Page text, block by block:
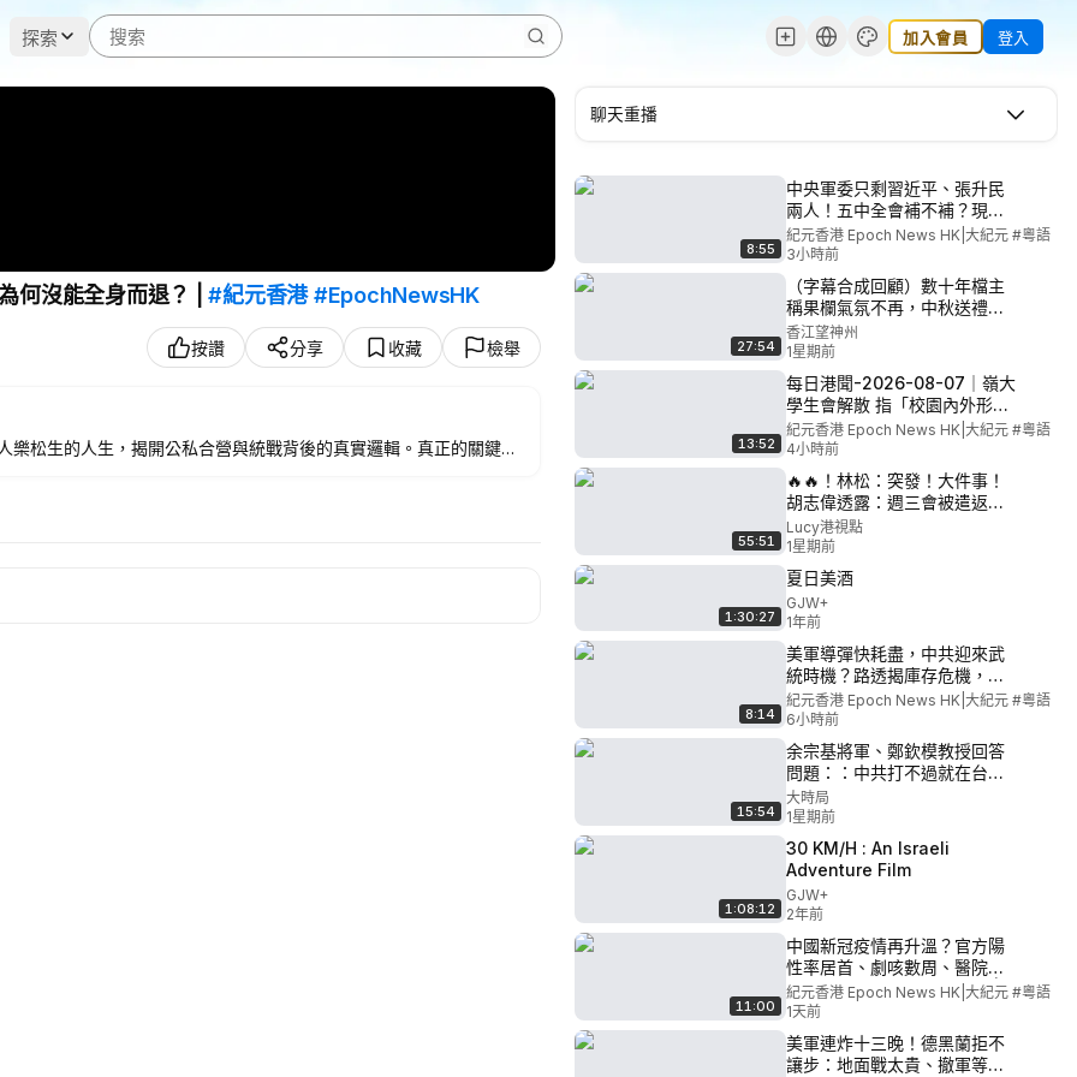
探索 加入會員 登入
何沒能全身而退？ |#紀元香港 #EpochNewsHK
按讚 分享 收藏 檢舉
松生的人生，揭開公私合營與統戰背後的真實邏輯。真正的關鍵，
聊天重播
8:55
中央軍委只剩習近平、張升民
兩人！五中全會補不補？現役
上將僅剩6人，陷「無將可用」
困境，補缺恐一路拖到2027！l
#新視角聽新聞 #紀元香港
紀元香港 Epoch News HK|大紀元 #粵語
3小時前
27:54
（字幕合成回顧）數十年檔主
稱果欄氣氛不再，中秋送禮只
及過往一成，「香港只係安定
並非繁榮」，不滿署方發告票
趕盡殺絕「我地執笠無人交
稅」。 （2025.11.8首播）
香江望神州
1星期前
13:52
每日港聞-2026-08-07｜嶺大
學生會解散 指「校園內外形勢
變化」作艱難決定｜英國內政
部：不會自動拒絕具「政治動
機」定罪BNO簽證申請人｜
Danny父母申人身保護令接回
幼子｜宏福苑大火調查最終報
告：未熄滅「煙頭」極可能是
慘劇元兇｜ #紀時 #Ti
紀元香港 Epoch News HK|大紀元 #粵語
4小時前
55:51
🔥🔥！林松：突發！大件事！
胡志偉透露：週三會被遣返香
港！機票被暗中動過手腳！改
咗機票？不知是誰？老共同英
國有冇交易？ 美伊局勢！知情
人消息！美國正在預備「軍事
史上最複雜行動」瘋狂計畫
Lucy港視點
1星期前
1:30:27
夏日美酒
GJW+
1年前
8:14
美軍導彈快耗盡，中共迎來武
統時機？路透揭庫存危機，軍
工模式大轉型，低成本量產能
否補上導彈缺口？l#紀元香港
粵語
紀元香港 Epoch News HK|大紀元 #粵語
6小時前
15:54
余宗基將軍、鄭欽模教授回答
問題：：中共打不過就在台灣
搞統戰，從內部撕裂、顛覆台
灣，怎麼辦？【直播話題選
粹】｜早安中國｜大時局
@GoodMorning-China
大時局
1星期前
1:08:12
30 KM/H : An Israeli
Adventure Film
GJW+
2年前
11:00
中國新冠疫情再升溫？官方陽
性率居首、劇咳數周、醫院候
診變長，北京傳新冠藥缺貨 | #
新視角聽新聞 #紀元香港
紀元香港 Epoch News HK|大紀元 #粵語
1天前
美軍連炸十三晚！德黑蘭拒不
讓步：地面戰太貴、撤軍等於